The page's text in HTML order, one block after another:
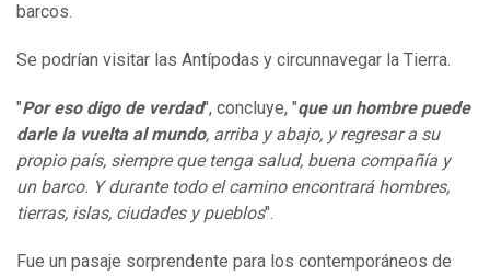
barcos.
Se podrían visitar las Antípodas y circunnavegar la Tierra.
"Por eso digo de verdad", concluye, "que un hombre puede
darlela vuelta al mundo, arriba y abajo, y regresar a su
propio país, siempre que tenga salud, buena compañía y
un barco. Y durante todo el camino encontraráhombres,
tierras, islas, ciudades y pueblos".
Fue un pasaje sorprendente para los contemporáneos de